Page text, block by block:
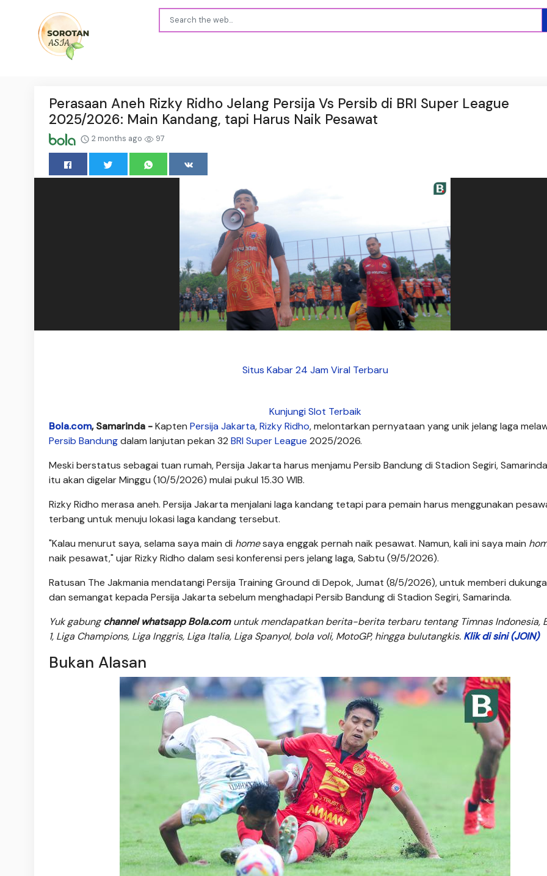
Perasaan Aneh Rizky Ridho Jelang Persija Vs Persib di BRI Super League
2025/2026: Main Kandang, tapi Harus Naik Pesawat
2 months ago 97
Situs Kabar 24 Jam Viral Terbaru
Kunjungi Slot Terbaik
Bola.com, Samarinda -Kapten Persija Jakarta,Rizky Ridho, melontarkan pernyataan yang unik jelang laga
Persib Bandungdalam lanjutan pekan 32 BRI Super League 2025/2026.
Meski berstatus sebagai tuan rumah, Persija Jakarta harus menjamu Persib Bandung di Stadion Segiri,
itu akan digelar Minggu (10/5/2026) mulai pukul 15.30 WIB.
Rizky Ridho merasa aneh. Persija Jakarta menjalani laga kandang tetapi para pemain harus menggunakan
terbang untuk menuju lokasi laga kandang tersebut.
"Kalau menurut saya, selama saya main di homesaya enggak pernah naik pesawat. Namun, kali ini saya main
naik pesawat," ujar Rizky Ridho dalam sesi konferensi pers jelang laga, Sabtu (9/5/2026).
Ratusan The Jakmania mendatangi Persija Training Ground di Depok, Jumat (8/5/2026), untuk memberi
dan semangat kepada Persija Jakarta sebelum menghadapi Persib Bandung di Stadion Segiri, Samarinda.
Yuk gabungchannel whatsapp Bola.comuntuk mendapatkan berita-berita terbaru tentang Timnas Indonesia,
1, Liga Champions, Liga Inggris, Liga Italia, Liga Spanyol, bola voli, MotoGP, hingga bulutangkis. Klik di sini (JOIN)
Bukan Alasan